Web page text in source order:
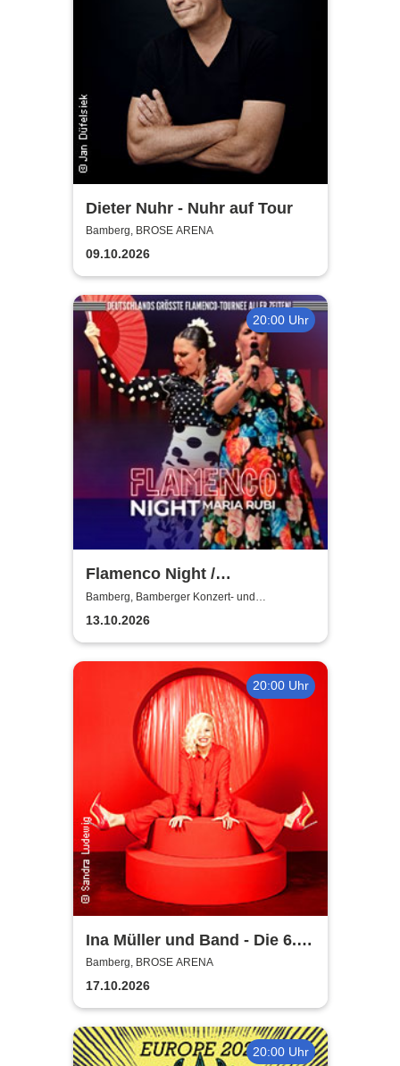
Dieter Nuhr - Nuhr auf Tour
Bamberg, BROSE ARENA
09.10.2026
20:00 Uhr
Flamenco Night /
Flamencomanía Tour 26/27 -
Deutschlands größte
Flamenco-Tournee
Bamberg, Bamberger Konzert- und
Kongresshalle
13.10.2026
20:00 Uhr
Ina Müller und Band - Die 6.0
Tour
Bamberg, BROSE ARENA
17.10.2026
20:00 Uhr